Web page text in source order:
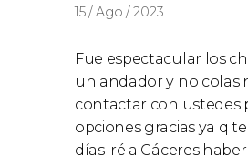
15 / Ago / 2023
Fue espectacular los
un andador y no colas
contactar con ustedes
opciones gracias ya q
días iré a Cáceres